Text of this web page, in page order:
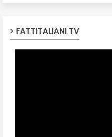
FATTITALIANI TV